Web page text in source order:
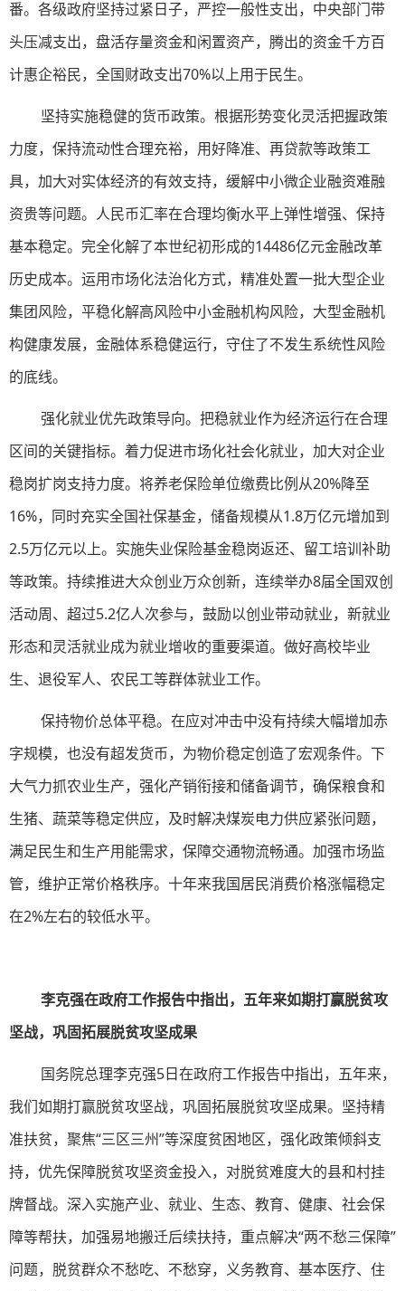
番。各级政府坚持过紧日子，严控一般性支出，中央部门带
头压减支出，盘活存量资金和闲置资产，腾出的资金千方百
计惠企裕民，全国财政支出70%以上用于民生。
坚持实施稳健的货币政策。根据形势变化灵活把握政策
力度，保持流动性合理充裕，用好降准、再贷款等政策工
具，加大对实体经济的有效支持，缓解中小微企业融资难融
资贵等问题。人民币汇率在合理均衡水平上弹性增强、保持
基本稳定。完全化解了本世纪初形成的14486亿元金融改革
历史成本。运用市场化法治化方式，精准处置一批大型企业
集团风险，平稳化解高风险中小金融机构风险，大型金融机
构健康发展，金融体系稳健运行，守住了不发生系统性风险
的底线。
强化就业优先政策导向。把稳就业作为经济运行在合理
区间的关键指标。着力促进市场化社会化就业，加大对企业
稳岗扩岗支持力度。将养老保险单位缴费比例从20%降至
16%，同时充实全国社保基金，储备规模从1.8万亿元增加到
2.5万亿元以上。实施失业保险基金稳岗返还、留工培训补助
等政策。持续推进大众创业万众创新，连续举办8届全国双创
活动周、超过5.2亿人次参与，鼓励以创业带动就业，新就业
形态和灵活就业成为就业增收的重要渠道。做好高校毕业
生、退役军人、农民工等群体就业工作。
保持物价总体平稳。在应对冲击中没有持续大幅增加赤
字规模，也没有超发货币，为物价稳定创造了宏观条件。下
大气力抓农业生产，强化产销衔接和储备调节，确保粮食和
生猪、蔬菜等稳定供应，及时解决煤炭电力供应紧张问题，
满足民生和生产用能需求，保障交通物流畅通。加强市场监
管，维护正常价格秩序。十年来我国居民消费价格涨幅稳定
在2%左右的较低水平。
李克强在政府工作报告中指出，五年来如期打赢脱贫攻
坚战，巩固拓展脱贫攻坚成果
国务院总理李克强5日在政府工作报告中指出，五年来，
我们如期打赢脱贫攻坚战，巩固拓展脱贫攻坚成果。坚持精
准扶贫，聚焦“三区三州”等深度贫困地区，强化政策倾斜支
持，优先保障脱贫攻坚资金投入，对脱贫难度大的县和村挂
牌督战。深入实施产业、就业、生态、教育、健康、社会保
障等帮扶，加强易地搬迁后续扶持，重点解决“两不愁三保障”
问题，脱贫群众不愁吃、不愁穿，义务教育、基本医疗、住